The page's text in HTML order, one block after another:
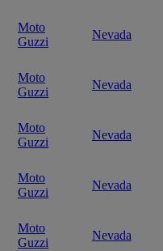
Moto
Guzzi
Nevada
Moto
Guzzi
Nevada
Moto
Guzzi
Nevada
Moto
Guzzi
Nevada
Moto
Guzzi
Nevada